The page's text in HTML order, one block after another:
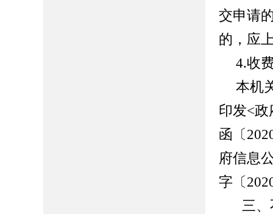
交申请
的，应
4.收
本机
印发<政
函〔
府信息
字〔
三